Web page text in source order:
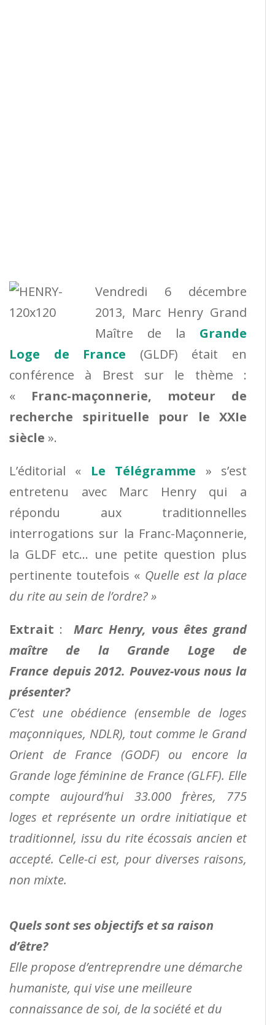
Vendredi 6 décembre
2013, Marc Henry Grand
Maître de la Grande
Loge de France (GLDF) était en
conférence à Brest sur le thème :
« Franc-maçonnerie, moteur de
recherche spirituelle pour le XXIe
siècle ».
L’éditorial « Le Télégramme » s’est
entretenu avec Marc Henry qui a
répondu aux traditionnelles
interrogations sur la Franc-Maçonnerie,
la GLDF etc… une petite question plus
pertinente toutefois « Quelle est la place
du rite au sein de l’ordre? »
Extrait : Marc Henry, vous êtes grand
maître de la Grande Loge de
France depuis 2012. Pouvez-vous nous la
présenter?
C’est une obédience (ensemble de loges
maçonniques, NDLR), tout comme le Grand
Orient de France (GODF) ou encore la
Grande loge féminine de France (GLFF). Elle
compte aujourd’hui 33.000 frères, 775
loges et représente un ordre initiatique et
traditionnel, issu du rite écossais ancien et
accepté. Celle-ci est, pour diverses raisons,
non mixte.
Quels sont ses objectifs et sa raison
d’être?
Elle propose d’entreprendre une démarche
humaniste, qui vise une meilleure
connaissance de soi, de la société et du